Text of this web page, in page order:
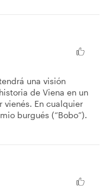
una visión
de Viena en un
vienés. En cualquier
burgués (“Bobo”).